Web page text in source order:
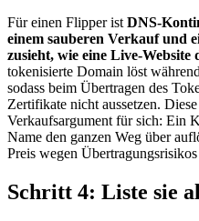
Für einen Flipper ist DNS-
einem sauberen Verkauf und
zusieht, wie eine Live-
tokenisierte Domain löst
sodass beim Übertragen des
Zertifikate nicht aussetzen.
Verkaufsargument für sich: Ein
Name den ganzen Weg über
Preis wegen
Schritt 4: Liste sie